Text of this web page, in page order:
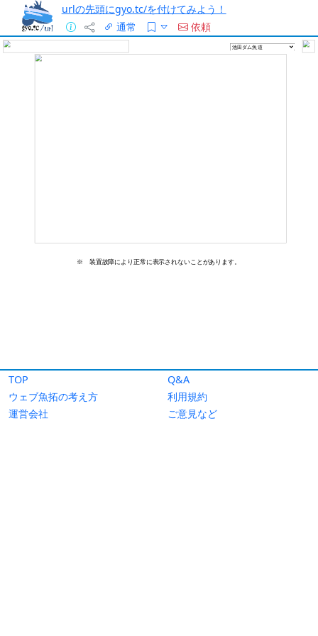
urlの先頭にgyo.tc/を付けてみよう！
通常
依頼
TOP
Q&A
ウェブ魚拓の考え方
利用規約
運営会社
ご意見など